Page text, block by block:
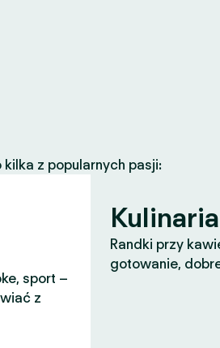
z popularnych pasji:
sport –
z
Kulinaria
Randki przy
gotowanie,